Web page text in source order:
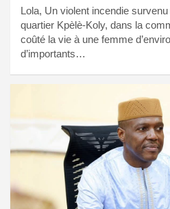
Lola, Un violent incendie
quartier Kpèlè-Koly, dans la
coûté la vie à une femme
d’importants…